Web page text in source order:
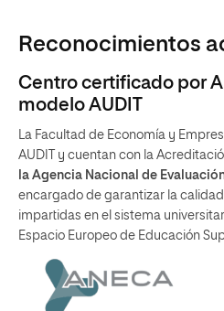
Reconocimientos
Centro certificado por
modelo AUDIT
La Facultad de Economía y
AUDIT y cuentan con la
la Agencia Nacional de
encargado de garantizar la
impartidas en el sistema
Espacio Europeo de Educación